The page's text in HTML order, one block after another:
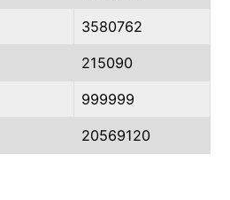
3580762
215090
999999
20569120